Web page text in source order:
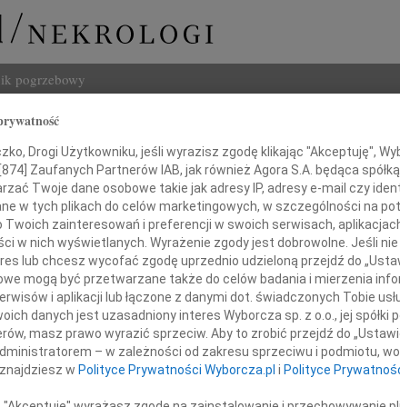
pogrzebowy
Zieliński
że w dniu 17 kwietnia 2020 roku
w Victorii mój najukochańszy Brat
Drogi Użytkowniku, jeśli wyrazisz zgodę klikając "Akceptuję",
874] Zaufanych Partnerów IAB, jak również Agora S.A. będąca
Twoje dane osobowe takie jak adresy IP, adresy e-mail czy
w tych plikach do celów marketingowych, w szczególności na
Twoich zainteresowań i preferencji w swoich serwisach,
w nich wyświetlanych. Wyrażenie zgody jest dobrowolne. Jeśli
lub chcesz wycofać zgodę uprzednio udzieloną przejdź do
mogą być przetwarzane także do celów badania i mierzenia
i aplikacji lub łączone z danymi dot. świadczonych Tobie
danych jest uzasadniony interes Wyborcza sp. z o.o., jej spółki
masz prawo wyrazić sprzeciw. Aby to zrobić przejdź do
– w zależności od zakresu sprzeciwu i podmiotu,
w Polityce Prywatności Wyborcza.pl i Polityce